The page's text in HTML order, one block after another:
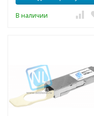
В наличии